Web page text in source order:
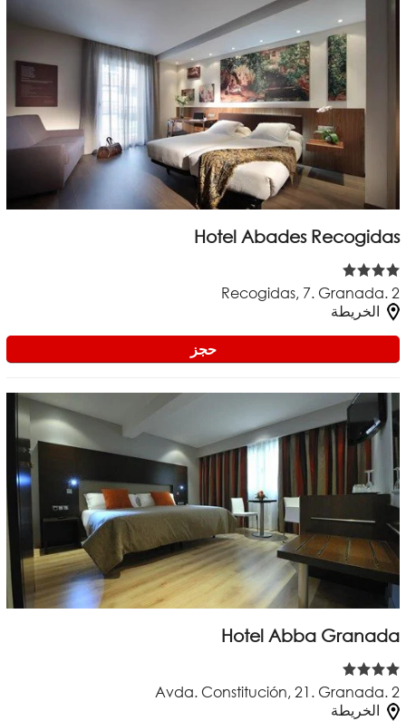
Hotel Abades Recogidas
Recogidas, 7. Granada. 2
الخريطة
حجز
Hotel Abba Granada
Avda. Constitución, 21. Granada. 2
الخريطة